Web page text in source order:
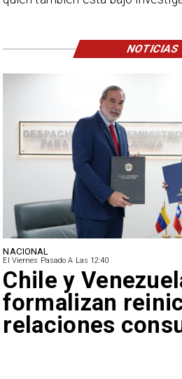
NACIONAL
El Viernes Pasado A Las 12:40
Feriantes
de Camila Flores
Fabiola
NOTICIAS